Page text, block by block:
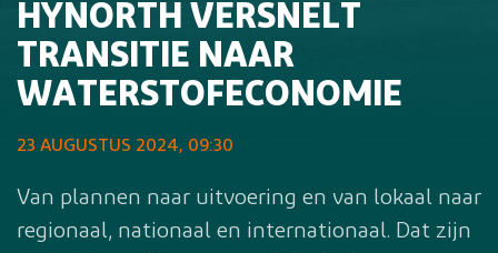
HYNORTH VERSNELT
TRANSITIE NAAR
WATERSTOFECONOMIE
23 AUGUSTUS 2024, 09:30
Van plannen naar uitvoering en van lokaal naar
regionaal, nationaal en internationaal. Dat zijn